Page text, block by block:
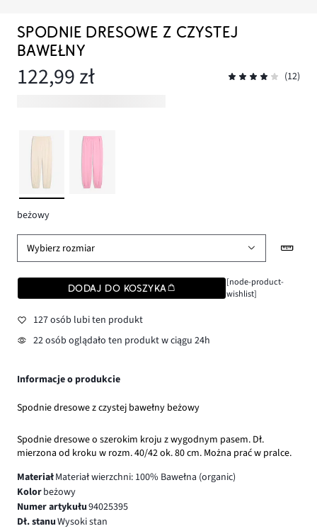
SPODNIE DRESOWE Z CZYSTEJ
BAWEŁNY
122,99 zł (12)
beżowy
Wybierz rozmiar
DODAJ DO KOSZYKA
[node-product-
wishlist]
127 osób lubi ten produkt
22 osób oglądało ten produkt w ciągu 24h
Informacje o produkcie
Spodnie dresowe z czystej bawełny beżowy
Spodnie dresowe o szerokim kroju z wygodnym pasem. Dł.
mierzona od kroku w rozm. 40/42 ok. 80 cm. Można prać w pralce.
MateriałMateriał wierzchni: 100% Bawełna (organic)
Kolorbeżowy
Numer artykułu94025395
Dł. stanuWysoki stan